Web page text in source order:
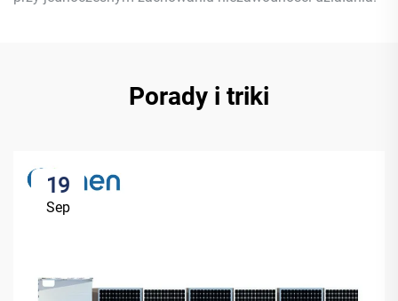
Porady i triki
19
Sep